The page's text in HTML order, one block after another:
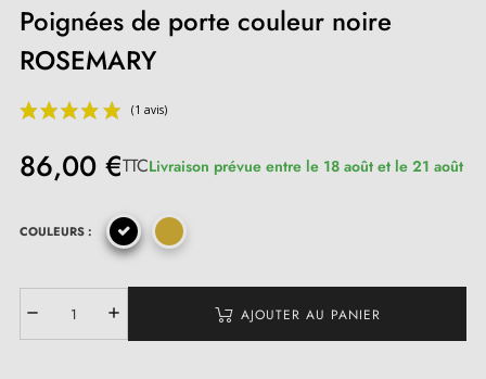
Poignées de porte couleur noire
ROSEMARY
86,00 €TTCLivraison prévue entre le 18 août et le 21 août
COULEURS :
AJOUTER AU PANIER